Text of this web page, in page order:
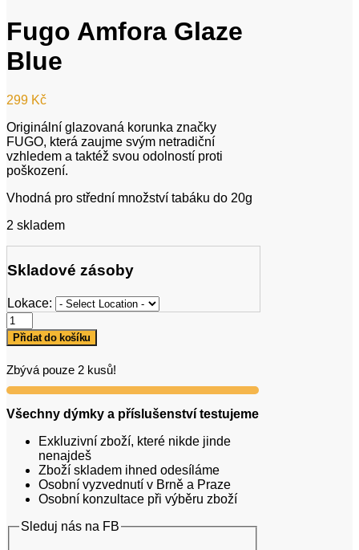
Fugo Amfora Glaze
Blue
299 Kč
Originální glazovaná korunka značky
FUGO, která zaujme svým netradiční
vzhledem a taktéž svou odolností proti
poškození.
Vhodná pro střední množství tabáku do 20g
2 skladem
Skladové zásoby
Lokace:
Fugo
Amfora
Glaze
množství
Přidat do košíku
Zbývá pouze 2 kusů!
Všechny dýmky a příslušenství testujeme
Exkluzivní zboží, které nikde jinde
nenajdeš
Zboží skladem ihned odesíláme
Osobní vyzvednutí v Brně a Praze
Osobní konzultace při výběru zboží
Sleduj nás na FB